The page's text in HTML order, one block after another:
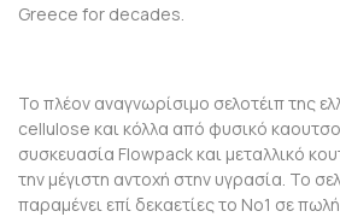
Greece for decades.
Το πλέον αναγνωρίσιμο σελοτέιπ της
cellulose και κόλλα από φυσικό
συσκευασία Flοwpack και μεταλλικό
την μέγιστη αντοχή στην υγρασία. Το
παραμένει επί δεκαετίες το No1 σε